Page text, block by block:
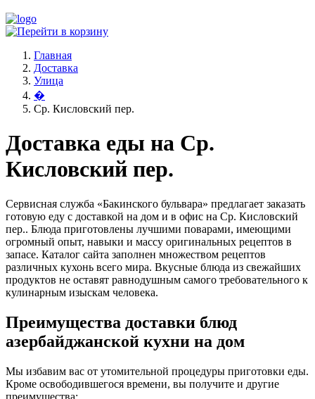
Главная
Доставка
Улица
�
Ср. Кисловский пер.
Доставка еды на Ср.
Кисловский пер.
Сервисная служба «Бакинского бульвара» предлагает заказать
готовую еду с доставкой на дом и в офис на Ср. Кисловский
пер.. Блюда приготовлены лучшими поварами, имеющими
огромный опыт, навыки и массу оригинальных рецептов в
запасе. Каталог сайта заполнен множеством рецептов
различных кухонь всего мира. Вкусные блюда из свежайших
продуктов не оставят равнодушным самого требовательного к
кулинарным изыскам человека.
Преимущества доставки блюд
азербайджанской кухни на дом
Мы избавим вас от утомительной процедуры приготовки еды.
Кроме освободившегося времени, вы получите и другие
преимущества: